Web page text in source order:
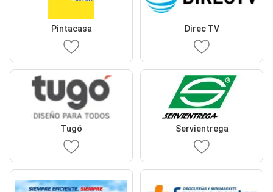
Pintacasa Direc TV
Tugó Servientrega